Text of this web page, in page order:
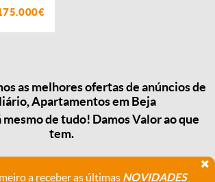
as melhores ofertas de anúncios de
Apartamentos em Beja
mesmo de tudo! Damos Valor ao que
tem.
a receber as últimas NOVIDADES